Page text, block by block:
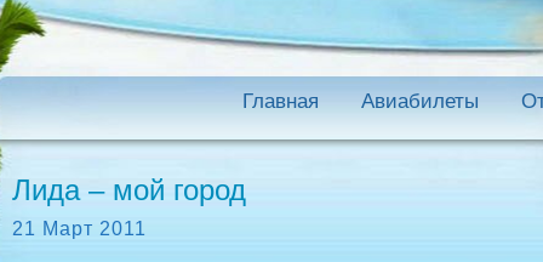
Главная Авиабилеты
Лида – мой город
21 Март 2011